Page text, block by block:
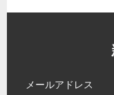
メールアドレス